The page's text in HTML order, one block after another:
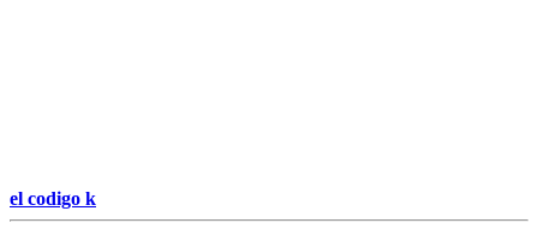
el codigo k